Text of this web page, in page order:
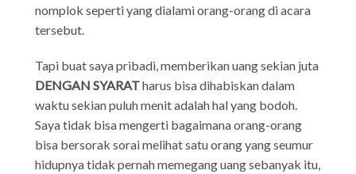
nomplok seperti yang dialami orang-orang di acara
tersebut.
Tapi buat saya pribadi, memberikan uang sekian juta
DENGAN SYARATharus bisa dihabiskan dalam
waktu sekian puluh menit adalah hal yang bodoh.
Saya tidak bisa mengerti bagaimana orang-orang
bisa bersorak sorai melihat satu orang yang seumur
hidupnya tidak pernah memegang uang sebanyak itu,